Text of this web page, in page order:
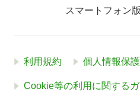
スマートフォン版
利用規約 個人情報保
Cookie等の利用に関する